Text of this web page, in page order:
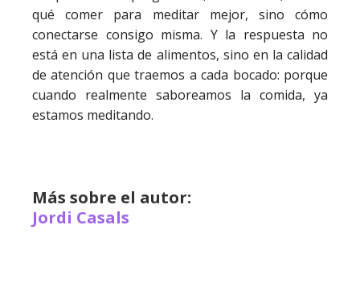
qué comer para meditar mejor, sino cómo
conectarse consigo misma. Y la respuesta no
está en una lista de alimentos, sino en la calidad
de atención que traemos a cada bocado: porque
cuando realmente saboreamos la comida, ya
estamos meditando.
Más sobre el autor:
Jordi Casals